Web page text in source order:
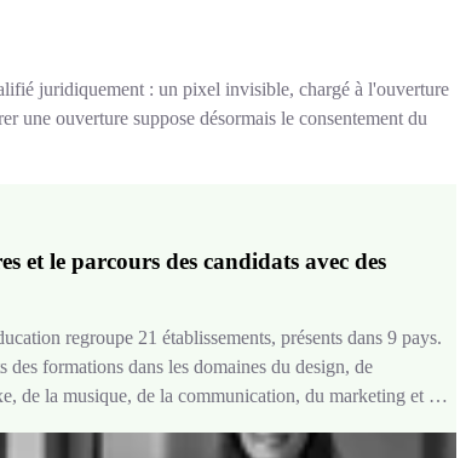
juridiquement : un pixel invisible, chargé à l'ouverture
une ouverture suppose désormais le consentement du
et le parcours des candidats avec des
regroupe 21 établissements, présents dans 9 pays.
formations dans les domaines du design, de
de la musique, de la communication, du marketing et du